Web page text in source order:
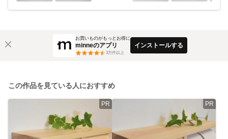
お買いものがもっとお得に
minneのアプリ
3万件以上
インストールする
この作品を見ている人におすすめ
PR PR